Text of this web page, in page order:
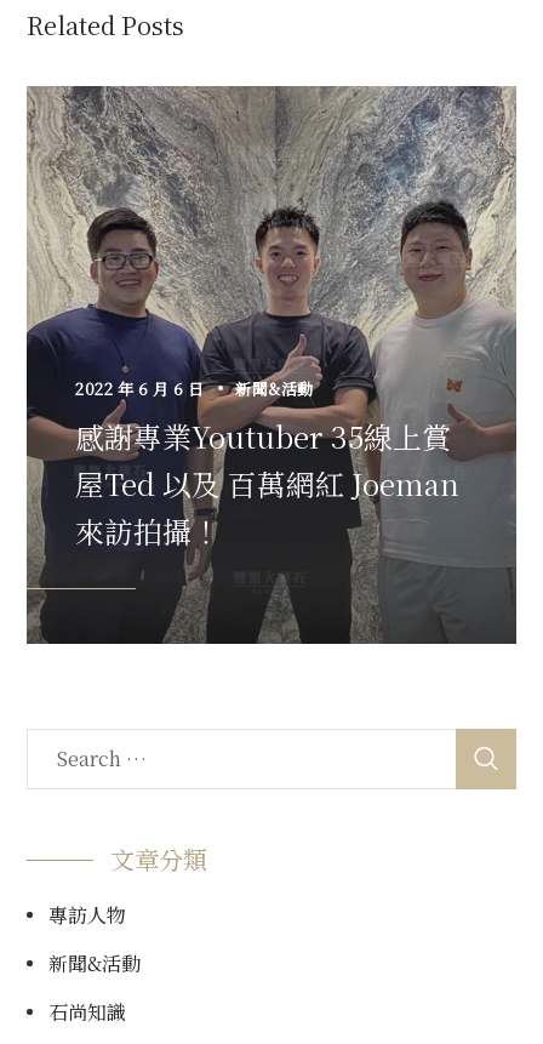
Related Posts
2022 年 6 月 6 日 新聞&活動
感謝專業Youtuber 35線上賞
屋Ted 以及 百萬網紅 Joeman
來訪拍攝！
文章分類
專訪人物
新聞&活動
石尚知識